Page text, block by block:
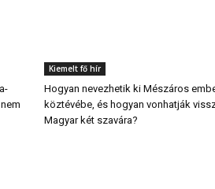
Kiemelt fő hír
Hogyan nevezhetik ki Mészáros
köztévébe, és hogyan vonhatják
Magyar két szavára?